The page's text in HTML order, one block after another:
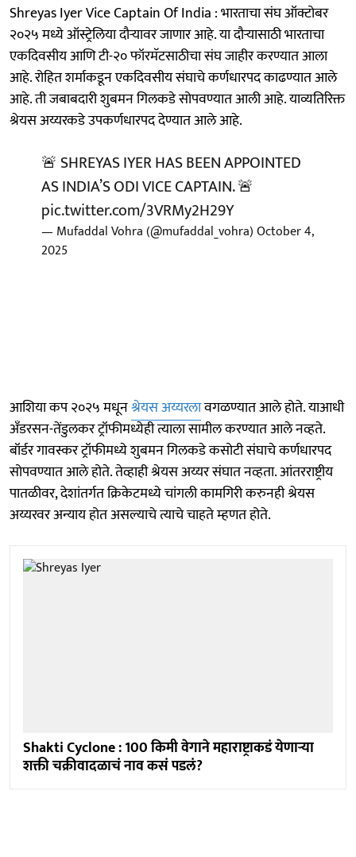
Shreyas Iyer Vice Captain Of India : भारताचा संघ ऑक्टोबर
२०२५ मध्ये ऑस्ट्रेलिया दौऱ्यावर जाणार आहे. या दौऱ्यासाठी भारताचा
एकदिवसीय आणि टी-२० फॉरमॅटसाठीचा संघ जाहीर करण्यात आला
आहे. रोहित शर्माकडून एकदिवसीय संघाचे कर्णधारपद काढण्यात आले
आहे. ती जबाबदारी शुबमन गिलकडे सोपवण्यात आली आहे. याव्यतिरिक्त
श्रेयस अय्यरकडे उपकर्णधारपद देण्यात आले आहे.
🚨 SHREYAS IYER HAS BEEN APPOINTED
AS INDIA’S ODI VICE CAPTAIN. 🚨
pic.twitter.com/3VRMy2H29Y
— Mufaddal Vohra (@mufaddal_vohra)October 4,
2025
आशिया कप २०२५ मधूनश्रेयस अय्यरलावगळण्यात आले होते. याआधी
अँडरसन-तेंडुलकर ट्रॉफीमध्येही त्याला सामील करण्यात आले नव्हते.
बॉर्डर गावस्कर ट्रॉफीमध्ये शुबमन गिलकडे कसोटी संघाचे कर्णधारपद
सोपवण्यात आले होते. तेव्हाही श्रेयस अय्यर संघात नव्हता. आंतरराष्ट्रीय
पातळीवर, देशांतर्गत क्रिकेटमध्ये चांगली कामगिरी करुनही श्रेयस
अय्यरवर अन्याय होत असल्याचे त्याचे चाहते म्हणत होते.
Shakti Cyclone : 100 किमी वेगाने महाराष्ट्राकडं येणाऱ्या
शक्ती चक्रीवादळाचं नाव कसं पडलं?